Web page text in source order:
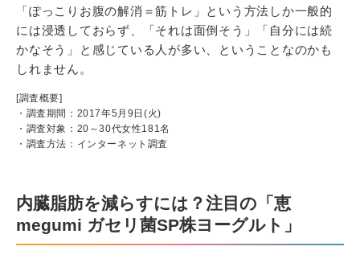
「ぽっこりお腹の解消＝筋トレ」という方法しか一般的
には浸透しておらず、「それは面倒そう」「自分には続
かなそう」と感じている人が多い、ということなのかも
しれません。
[調査概要]
・調査期間：2017年5月9日(火)
・調査対象：20～30代女性181名
・調査方法：インターネット調査
内臓脂肪を減らすには？注目の「恵
megumi ガセリ菌SP株ヨーグルト」